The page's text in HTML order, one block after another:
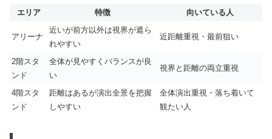
エリア 特徴 向いている人
アリーナ
近いが前方以外は視界が遮ら
れやすい
近距離重視・最前狙い
2階スタ
ンド
全体が見やすくバランスが良
い
視界と距離の両立重視
4階スタ
ンド
距離はあるが演出全景を把握
しやすい
全体演出重視・落ち着いて
観たい人